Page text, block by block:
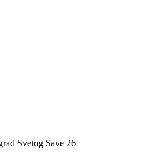
Svetog Save 26